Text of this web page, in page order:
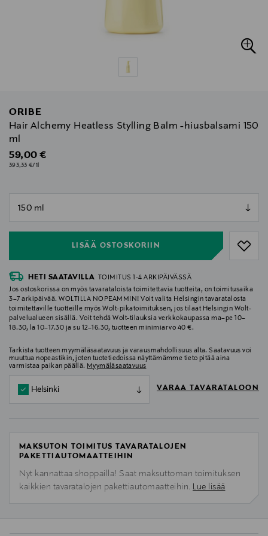
ORIBE
Hair Alchemy Heatless Stylling Balm -hiusbalsami 150
ml
Original Price
59,00 €
393,33 €/1l
LISÄÄ OSTOSKORIIN
null
HETI SAATAVILLA
TOIMITUS 1-4 ARKIPÄIVÄSSÄ
Jos ostoskorissa on myös tavarataloista toimitettavia tuotteita, on toimitusaika
3–7 arkipäivää. WOLTILLA NOPEAMMIN! Voit valita Helsingin tavaratalosta
toimitettaville tuotteille myös Wolt-pikatoimituksen, jos tilaat Helsingin Wolt-
palvelualueen sisällä. Voit tehdä Wolt-tilauksia verkkokaupassa ma–pe 10–
18.30, la 10–17.30 ja su 12–16.30, tuotteen minimiarvo 40 €.
Tarkista tuotteen myymäläsaatavuus ja varausmahdollisuus alta. Saatavuus voi
muuttua nopeastikin, joten tuotetiedoissa näyttämämme tieto pitää aina
varmistaa paikan päällä. Myymäläsaatavuus
Helsinki VARAA TAVARATALOON
MAKSUTON TOIMITUS TAVARATALOJEN
PAKETTIAUTOMAATTEIHIN
Nyt kannattaa shoppailla! Saat maksuttoman toimituksen
kaikkien tavaratalojen pakettiautomaatteihin. Lue lisää